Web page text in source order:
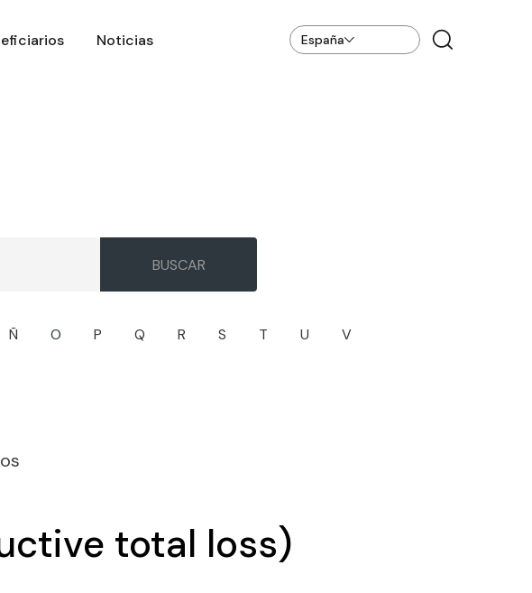
Noticias España
Ñ O P Q R S T U
V
total loss)